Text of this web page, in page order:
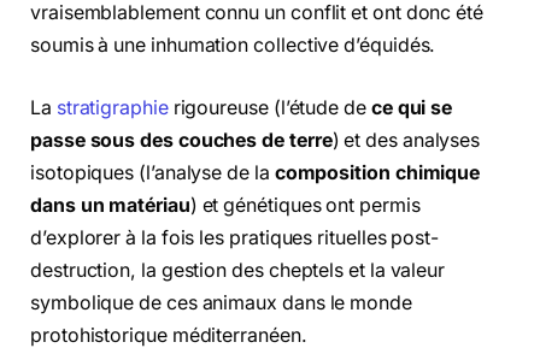
vraisemblablement connu un conflit et ont donc été
soumis à une inhumation collective d’équidés.
La stratigraphierigoureuse (l’étude de ce qui se
passe sous des couches de terre) et des analyses
isotopiques (l’analyse de la composition chimique
dans un matériau) et génétiques ont permis
d’explorer à la fois les pratiques rituelles post-
destruction, la gestion des cheptels et la valeur
symbolique de ces animaux dans le monde
protohistorique méditerranéen.